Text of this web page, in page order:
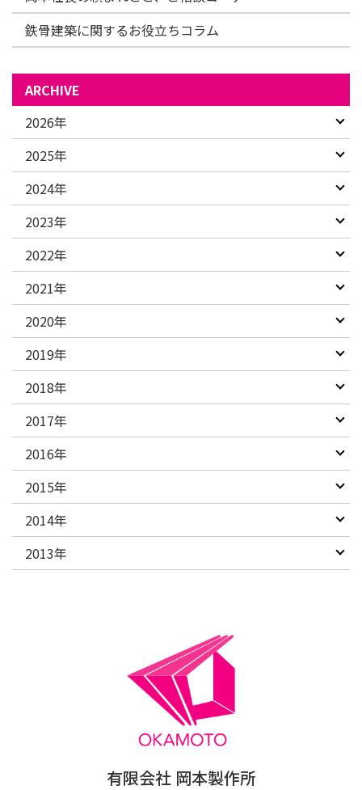
鉄骨建築に関するお役立ちコラム
ARCHIVE
2026年
2025年
2024年
2023年
2022年
2021年
2020年
2019年
2018年
2017年
2016年
2015年
2014年
2013年
有限会社 岡本製作所